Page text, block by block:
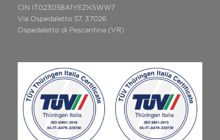
CIN IT023058A1YEZKSWW7
Via Ospedaletto 57, 37026
Ospedaletto di Pescantina (VR)